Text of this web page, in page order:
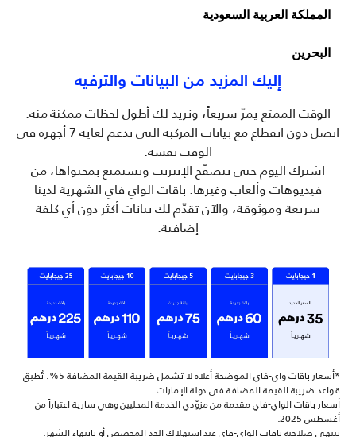
المملكة العربية السعودية
البحرين
إليك المزيد من البيانات والترفيه
الوقت الممتع يمرّ سريعاً، ونريد لك أطول لحظات ممكنة منه.
اتصل دون انقطاع مع بيانات المركبة التي تدعم لغاية 7 أجهزة في
الوقت نفسه.
اشترك اليوم حتى تتصفّح الإنترنت وتستمتع بمحتواها، من
فيديوهات وألعاب وغيرها. باقات الواي فاي الشهرية لدينا
سريعة وموثوقة، والآن تقدّم لك بيانات أكثر دون أي كلفة
إضافية.
*أسعار باقات واي-فاي الموضحة أعلاه لا تشمل ضريبة القيمة المضافة 5%. تُطبق
قواعد ضريبة القيمة المضافة في دولة الإمارات.
أسعار باقات الواي-فاي مقدمة من مزوّدي الخدمة المحليين وهي سارية اعتباراً من
أغسطس 2025.
تنتهي صلاحية باقات الواي-فاي عند استهلاك الحد المخصص أو بانتهاء الشهر.